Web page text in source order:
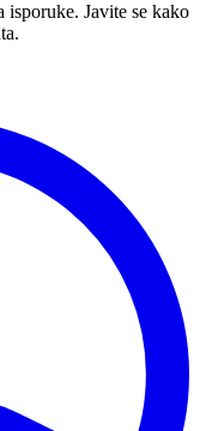
isporuke. Javite se kako